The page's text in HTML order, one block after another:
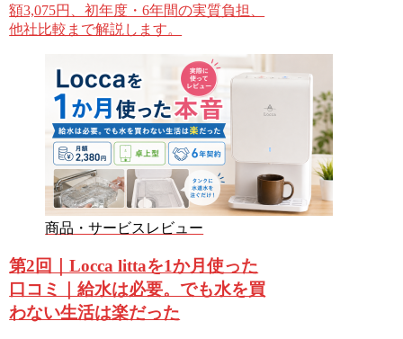
額3,075円、初年度・6年間の実質負担、
他社比較まで解説します。
商品・サービスレビュー
第2回｜Locca littaを1か月使った
口コミ｜給水は必要。でも水を買
わない生活は楽だった